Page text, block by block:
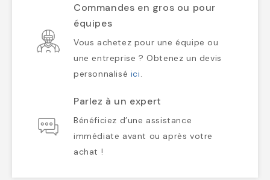
Commandes en gros ou pour
équipes
Vous achetez pour une équipe ou
une entreprise ? Obtenez un devis
personnalisé ici.
Parlez à un expert
Bénéficiez d’une assistance
immédiate avant ou après votre
achat !